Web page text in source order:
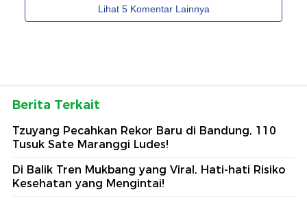
Berita Terkait
Tzuyang Pecahkan Rekor Baru di Bandung, 110
Tusuk Sate Maranggi Ludes!
Di Balik Tren Mukbang yang Viral, Hati-hati Risiko
Kesehatan yang Mengintai!